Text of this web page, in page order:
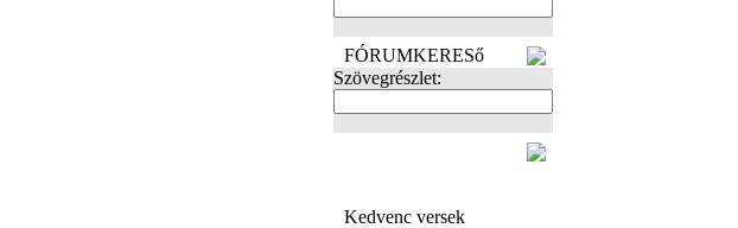
FÓRUMKERESő
Szövegrészlet:
Kedvenc versek